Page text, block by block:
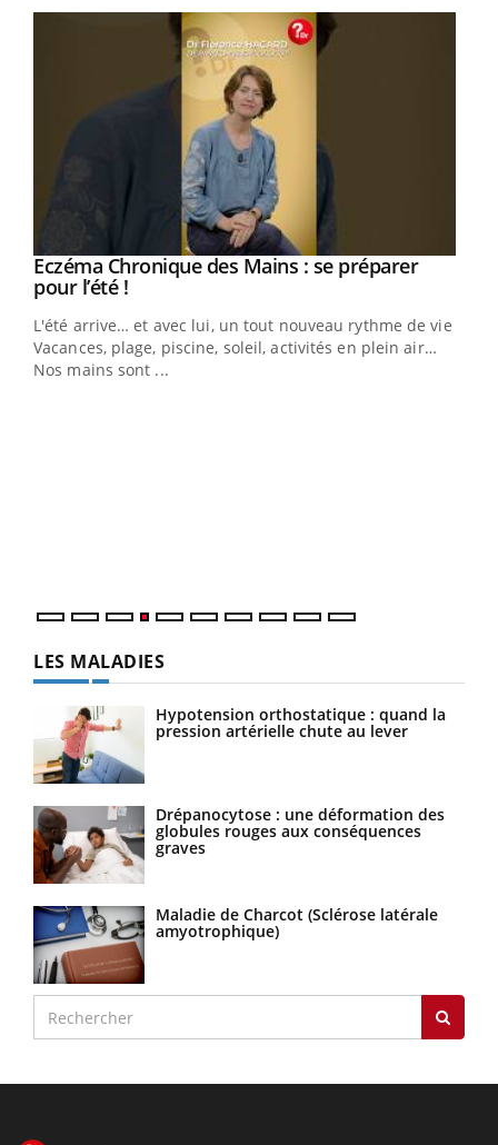
Youtube
Eczéma Chronique des Mains : se préparer
pour l’été !Youtube
L'été arrive… et avec lui, un tout nouveau rythme de vie !
Vacances, plage, piscine, soleil, activités en plein air…
Nos mains sont ...
LES MALADIES
Hypotension orthostatique : quand la
pression artérielle chute au lever
Drépanocytose : une déformation des
globules rouges aux conséquences
graves
Maladie de Charcot (Sclérose latérale
amyotrophique)